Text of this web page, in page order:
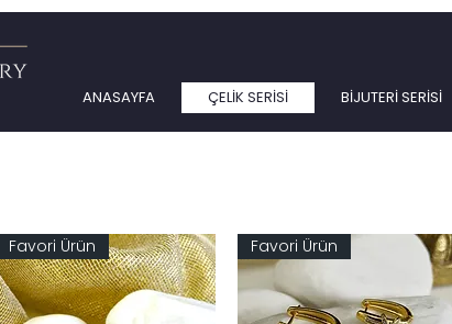
ANASAYFA ÇELİK SERİSİ BİJUTERİ SERİSİ
Favori Ürün Favori Ürün